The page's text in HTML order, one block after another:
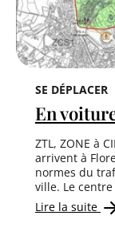
SE DÉPLACER
En
ZTL, ZONE à
arrivent à
normes du
ville. Le
Lire la suite